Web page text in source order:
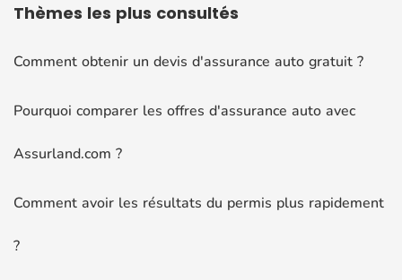
Thèmes les plus consultés
Comment obtenir un devis d'assurance auto gratuit ?
Pourquoi comparer les offres d'assurance auto avec
Assurland.com ?
Comment avoir les résultats du permis plus rapidement
?